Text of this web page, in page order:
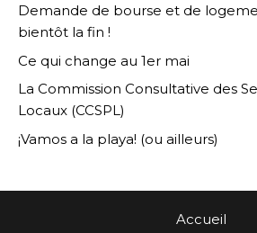
Demande de bourse et de
bientôt la fin !
Ce qui change au 1er mai
La Commission Consultative des
Locaux (CCSPL)
¡Vamos a la playa! (ou ailleurs)
Accueil